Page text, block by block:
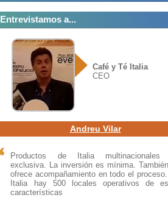
Entrevistamos a...
Café y Té Italia
CEO
Andreu Vilar
Productos de Italia multinacionales
exclusiva. La inversión es mínima.
ofrece acompañamiento en todo el
Italia hay 500 locales operativos de
características